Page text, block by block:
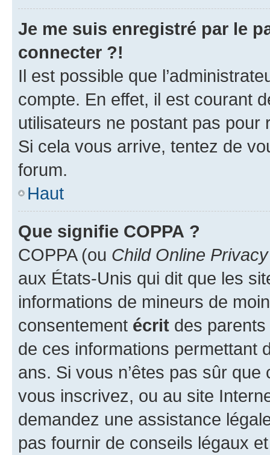
Je me suis enregistré par le
connecter ?!
Il est possible que
compte. En effet, il est courant
utilisateurs ne postant pas pour
Si cela vous arrive, tentez de
forum.
Haut
Que signifie COPPA ?
COPPA (ou Child Online
aux États-Unis qui dit que les
informations de mineurs de
consentement écrit des parents
de ces informations permettant
ans. Si vous n’êtes pas sûr
vous inscrivez, ou au site
demandez une assistance
pas fournir de conseils légaux